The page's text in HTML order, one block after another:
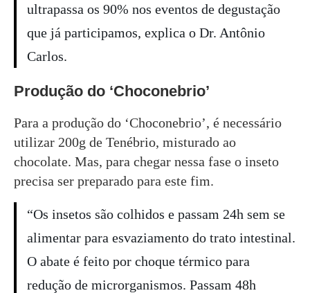
ultrapassa os 90% nos eventos de degustação
que já participamos, explica o Dr. Antônio
Carlos.
Produção do ‘Choconebrio’
Para a produção do ‘Choconebrio’, é necessário
utilizar 200g de Tenébrio, misturado ao
chocolate. Mas, para chegar nessa fase o inseto
precisa ser preparado para este fim.
“Os insetos são colhidos e passam 24h sem se
alimentar para esvaziamento do trato intestinal.
O abate é feito por choque térmico para
redução de microrganismos. Passam 48h